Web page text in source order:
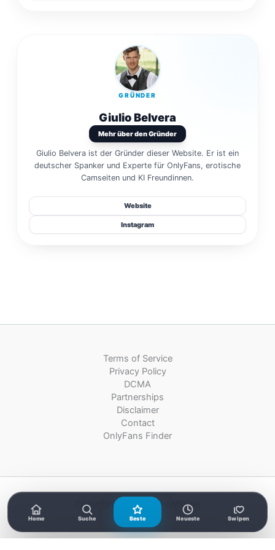
GRÜNDER
Giulio Belvera
Mehr über den Gründer
Giulio Belvera ist der Gründer dieser Website. Er ist ein
deutscher Spanker und Experte für OnlyFans, erotische
Camseiten und KI Freundinnen.
Website
Instagram
Terms of Service
Privacy Policy
DCMA
Partnerships
Disclaimer
Contact
OnlyFans Finder
Copyright © 2026 OnlyWizzle
Home Suche Beste Neueste Swipen